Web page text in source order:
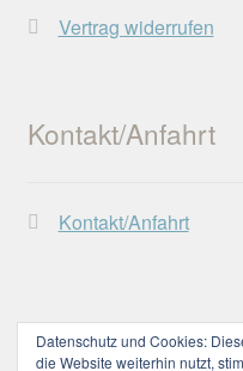
Datenschutz und Cookies:
die Website weiterhin nutzt,
Vertrag widerrufen
Kontakt/Anfahrt
Kontakt/Anfahrt